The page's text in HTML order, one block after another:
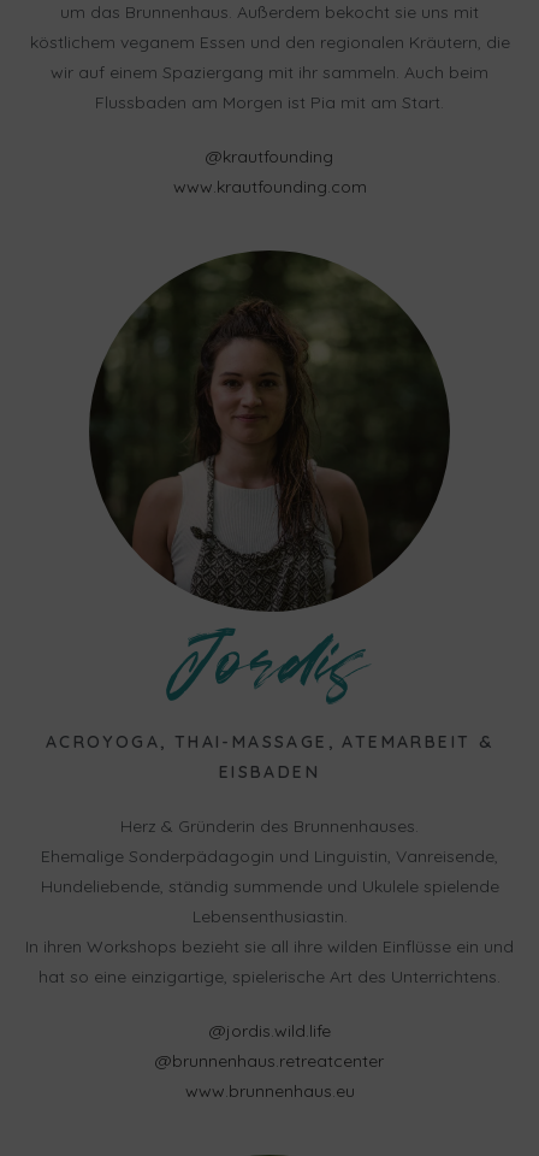
um das Brunnenhaus. Außerdem bekocht sie uns mit
köstlichem veganem Essen und den regionalen Kräutern, die
wir auf einem Spaziergang mit ihr sammeln. Auch beim
Flussbaden am Morgen ist Pia mit am Start.
@krautfounding
www.krautfounding.com
Jordis
ACROYOGA, THAI-MASSAGE, ATEMARBEIT &
EISBADEN
Herz & Gründerin des Brunnenhauses.
Ehemalige Sonderpädagogin und Linguistin, Vanreisende,
Hundeliebende, ständig summende und Ukulele spielende
Lebensenthusiastin.
In ihren Workshops bezieht sie all ihre wilden Einflüsse ein und
hat so eine einzigartige, spielerische Art des Unterrichtens.
@jordis.wild.life
@brunnenhaus.retreatcenter
www.brunnenhaus.eu